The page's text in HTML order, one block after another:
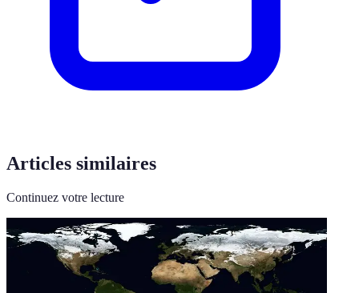
Articles similaires
Continuez votre lecture